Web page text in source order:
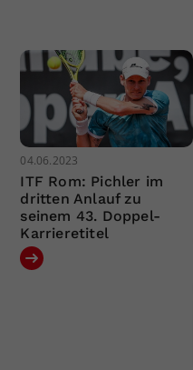
04.06.2023
ITF Rom: Pichler im
dritten Anlauf zu
seinem 43. Doppel-
Karrieretitel